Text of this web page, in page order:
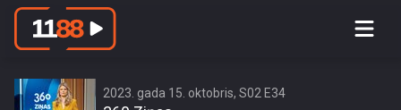
Lauku reģionos bērniem zobus
2023. gada 15. oktobris, S02 E34